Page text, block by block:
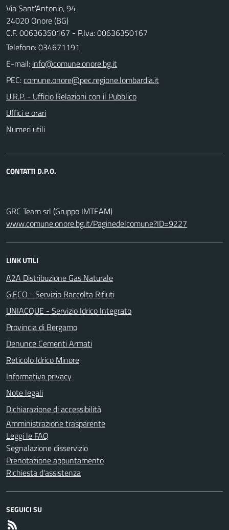
Via Sant'Antonio, 94
24020 Onore (BG)
C.F. 00636350167 - P.Iva: 00636350167
Telefono:034671191
E-mail:
PEC:
U.R.P. - Ufficio Relazioni con il Pubblico
Uffici e orari
Numeri utili
CONTATTI D.P.O.
GRC Team srl (Gruppo IMTEAM)
www.comune.onore.bg.it/Paginedelcomune?ID=9227
LINK UTILI
A2A Distribuzione Gas Naturale
G.ECO - Servizio Raccolta Rifiuti
UNIACQUE - Servizio Idrico Integrato
Provincia di Bergamo
Denunce Cementi Armati
Reticolo Idrico Minore
Informativa privacy
Note legali
Dichiarazione di accessibilità
Amministrazione trasparente
Leggi le FAQ
Segnalazione disservizio
Prenotazione appuntamento
Richiesta d'assistenza
SEGUICI SU